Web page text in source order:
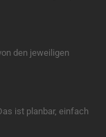
den jeweiligen
ist planbar, einfach